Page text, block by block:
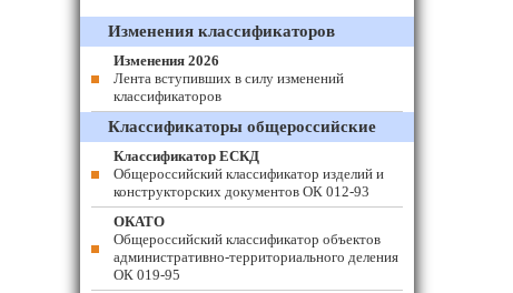
Изменения классификаторов
Изменения 2026
Лента вступивших в силу изменений
классификаторов
Классификаторы общероссийские
Классификатор ЕСКД
Общероссийский классификатор изделий и
конструкторских документов ОК 012-93
ОКАТО
Общероссийский классификатор объектов
административно-территориального деления
ОК 019-95